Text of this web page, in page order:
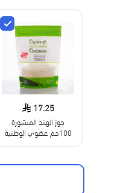
17.25
جوز الهند المبشورة
100جم عضوي الوطنية